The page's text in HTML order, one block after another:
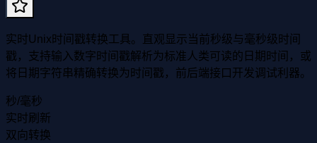
实时Unix时间戳转换工具。直观显示当前秒级与毫秒级时间
戳，支持输入数字时间戳解析为标准人类可读的日期时间，或
将日期字符串精确转换为时间戳，前后端接口开发调试利器。
秒/毫秒
实时刷新
双向转换